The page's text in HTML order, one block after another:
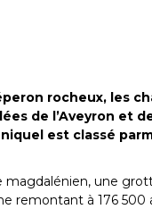
rocheux, les
de l’Aveyron et
est classé
magdalénien, une
remontant à 176 500